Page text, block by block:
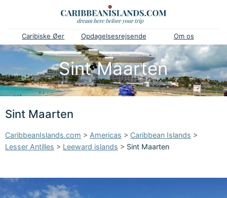
Caribiske Øer Opdagelsesrejsende Om os
Sint Maarten
Sint Maarten
CaribbeanIslands.com > Americas > Caribbean Islands >
Lesser Antilles > Leeward islands > Sint Maarten